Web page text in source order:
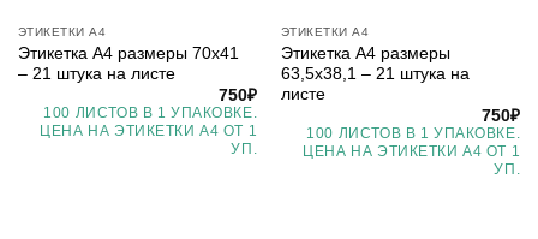
ЭТИКЕТКИ А4
Этикетка А4 размеры 70х41
– 21 штука на листе
750₽
100 ЛИСТОВ В 1 УПАКОВКЕ.
ЦЕНА НА ЭТИКЕТКИ А4 ОТ 1
УП.
ЭТИКЕТКИ А4
Этикетка А4 размеры
63,5х38,1 – 21 штука на
листе
750₽
100 ЛИСТОВ В 1 УПАКОВКЕ.
ЦЕНА НА ЭТИКЕТКИ А4 ОТ 1
УП.